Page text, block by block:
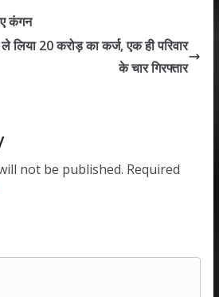
e
dI
कंगन
लिया 20 करोड़ का कर्ज, एक ही परिवार
के चार गिरफ्तार
not be published. Required